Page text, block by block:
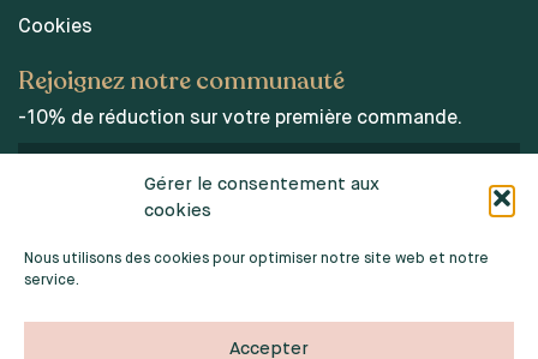
Gérer le consentement aux
cookies
Nous utilisons des cookies pour optimiser notre site web et notre
service.
Accepter
Cookies
Rejoignez notre communauté
-10% de réduction sur votre première commande.
personnelles.